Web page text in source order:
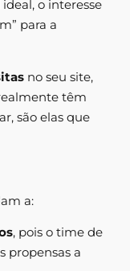
o interesse
para a
no seu site,
têm
são elas que
a:
, pois o time de
propensas a